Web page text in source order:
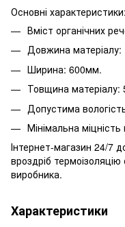
Основні характеристики:
Вміст органічних
Довжина
Ширина: 600мм.
Товщина
Допустима
Мінімальна
Інтернет-магазин 24/7
вроздріб
виробника.
Характеристики